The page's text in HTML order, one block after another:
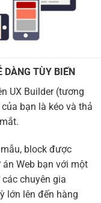
DÀNG TÙY BIẾN
UX Builder (tương
bạn là kéo và thả
block được
Web bạn với một
chuyên gia
lớn lên đến hàng